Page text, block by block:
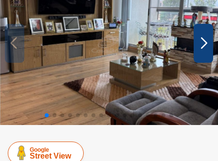
Google
Street View